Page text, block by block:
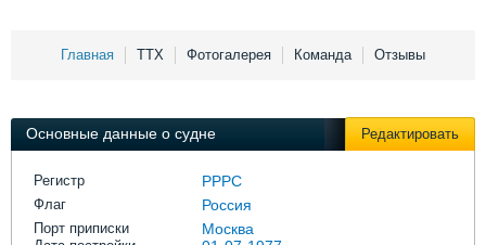
Выставки и семинары
Личности
Словарь
Галерея флота
Форум
Главная ТТХ Фотогалерея Команда Отзывы
Основные данные о судне Редактировать
Регистр РРРС
Флаг Россия
Порт приписки Москва